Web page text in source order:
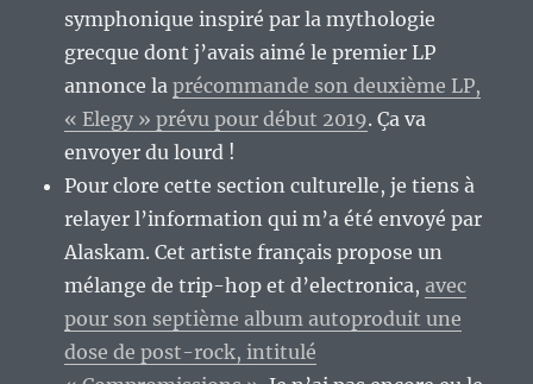
symphonique inspiré par la mythologie
grecque dont j’avais aimé le premier LP
annonce laprécommande son deuxième LP,
« Elegy » prévu pour début 2019. Ça va
envoyer du lourd !
Pour clore cette section culturelle, je tiens à
relayer l’information qui m’a été envoyé par
Alaskam. Cet artiste français propose un
mélange de trip-hop et d’electronica,avec
pour son septième album autoproduit une
dose de post-rock, intitulé